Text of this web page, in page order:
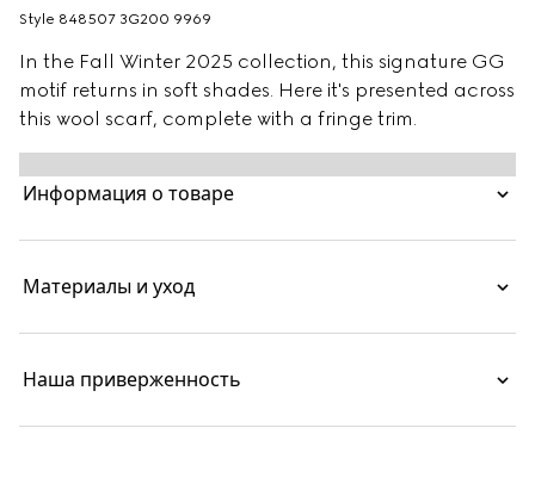
Style ‎848507 3G200 9969
In the Fall Winter 2025 collection, this signature GG
motif returns in soft shades. Here it's presented across
this wool scarf, complete with a fringe trim.
Информация о товаре
Материалы и уход
Наша приверженность